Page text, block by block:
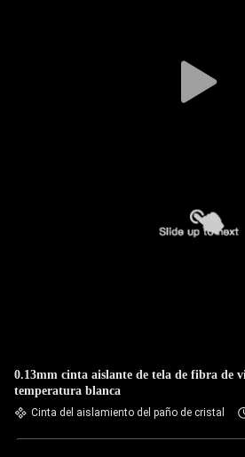
0.13mm cinta aislante de tela de fibra de
temperatura blanca
Cinta del aislamiento del paño de cristal